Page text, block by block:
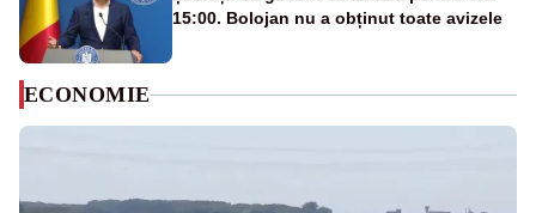
15:00. Bolojan nu a obținut toate avizele
ECONOMIE